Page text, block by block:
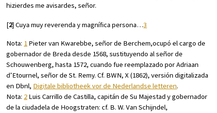
hizierdes me avisardes, señor.
[2] Cuya muy reverenda y magnífica persona…3
Nota: 1 Pieter van Kwarebbe, señor de Berchem,ocupó el cargo de
gobernador de Breda desde 1568, sustituyendo al señor de
Schouwenberg, hasta 1572, cuando fue reemplazado por Adriaan
d’Etournel, señor de St. Remy. Cf. BWN, X (1862), versión digitalizada
en Dbnl, Digitale bibliotheek vor de Nederlandse letteren.
Nota: 2 Luis Carrillo de Castilla, capitán de Su Majestad y gobernador
de la ciudadela de Hoogstraten: cf. B. W. Van Schijndel,